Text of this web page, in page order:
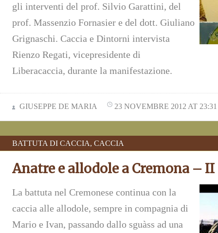
gli interventi del prof. Silvio Garattini, del
prof. Massenzio Fornasier e del dott. Giuliano
Grignaschi. Caccia e Dintorni intervista
Rienzo Regati, vicepresidente di
Liberacaccia, durante la manifestazione.
GIUSEPPE DE MARIA 23 NOVEMBRE 2012 AT 23:31
BATTUTA DI CACCIA, CACCIA
Anatre e allodole a Cremona –
La battuta nel Cremonese continua con la
caccia alle allodole, sempre in compagnia di
Mario e Ivan, passando dallo sguàss ad una